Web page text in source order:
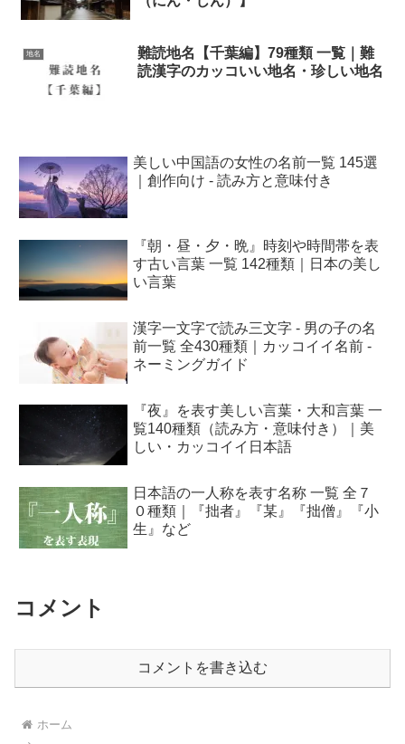
地名
難読地名【千葉編】79種類 一覧｜難
読漢字のカッコいい地名・珍しい地名
美しい中国語の女性の名前一覧 145選
｜創作向け - 読み方と意味付き
『朝・昼・夕・晩』時刻や時間帯を表
す古い言葉 一覧 142種類｜日本の美し
い言葉
漢字一文字で読み三文字 - 男の子の名
前一覧 全430種類｜カッコイイ名前 -
ネーミングガイド
『夜』を表す美しい言葉・大和言葉 一
覧140種類（読み方・意味付き）｜美
しい・カッコイイ日本語
日本語の一人称を表す名称 一覧 全７
０種類｜『拙者』『某』『拙僧』『小
生』など
コメント
コメントを書き込む
ホーム